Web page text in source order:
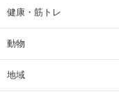
健康・筋トレ
動物
地域